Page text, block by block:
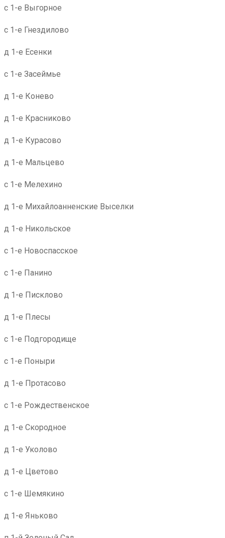
с 1-е Выгорное
с 1-е Гнездилово
д 1-е Есенки
с 1-е Засеймье
д 1-е Конево
д 1-е Красниково
д 1-е Курасово
д 1-е Мальцево
с 1-е Мелехино
д 1-е Михайлоанненские Выселки
д 1-е Никольское
с 1-е Новоспасское
с 1-е Панино
д 1-е Писклово
д 1-е Плесы
с 1-е Подгородище
с 1-е Поныри
д 1-е Протасово
с 1-е Рождественское
д 1-е Скородное
д 1-е Уколово
д 1-е Цветово
с 1-е Шемякино
д 1-е Яньково